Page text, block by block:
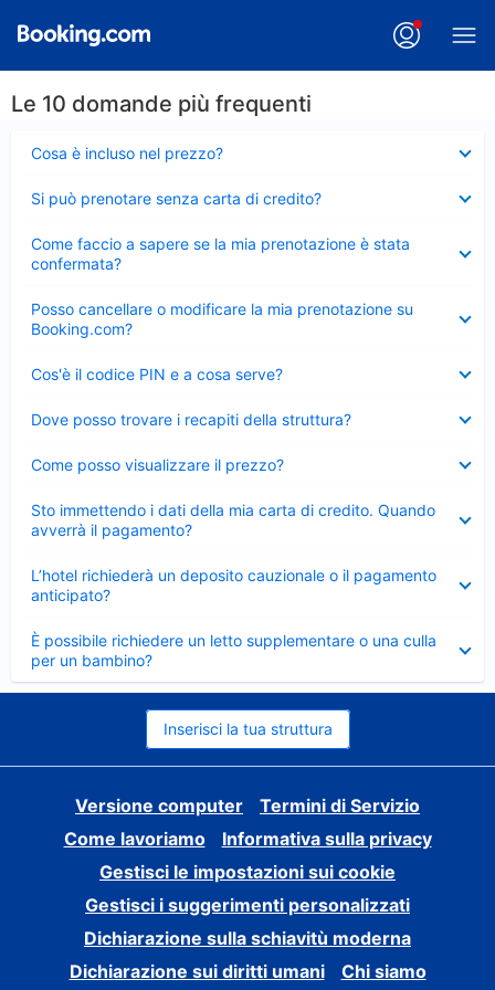
Le 10 domande più frequenti
Cosa è incluso nel prezzo?
chiuso
Si può prenotare senza carta di credito?
chiuso
Come faccio a sapere se la mia prenotazione è stata
confermata?
chiuso
Posso cancellare o modificare la mia prenotazione su
Booking.com?
chiuso
Cos'è il codice PIN e a cosa serve?
chiuso
Dove posso trovare i recapiti della struttura?
chiuso
Come posso visualizzare il prezzo?
chiuso
Sto immettendo i dati della mia carta di credito. Quando
avverrà il pagamento?
chiuso
L’hotel richiederà un deposito cauzionale o il pagamento
anticipato?
chiuso
È possibile richiedere un letto supplementare o una culla
per un bambino?
Elemento
chiuso
Inserisci la tua struttura
Versione computer
Termini di Servizio
Come lavoriamo
Informativa sulla privacy
Gestisci le impostazioni sui cookie
Gestisci i suggerimenti personalizzati
Dichiarazione sulla schiavitù moderna
Dichiarazione sui diritti umani
Chi siamo